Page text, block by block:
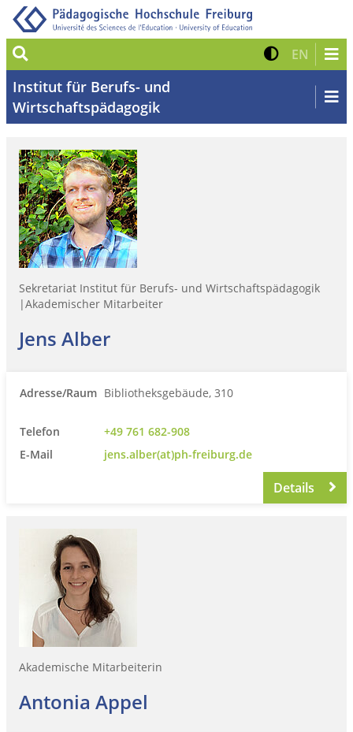
Suche Kontrast
EN Zur
Institut für Berufs- und
Wirtschaftspädagogik
Sekretariat Institut für Berufs- und Wirtschaftspädagogik
|Akademischer Mitarbeiter
Jens Alber
Adresse/Raum Bibliotheksgebäude, 310
Telefon
+49 761 682-908
E-Mail
jens.alber(at)ph-freiburg.de
Details
Akademische Mitarbeiterin
Antonia Appel